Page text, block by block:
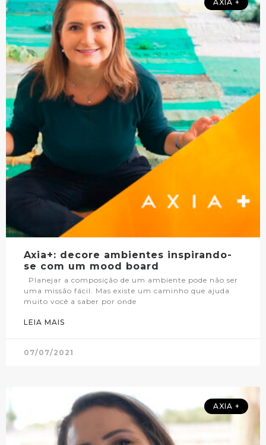
AXIA +
Axia+: decore ambientes inspirando-
se com um mood board
Planejar a composição de um ambiente pode não ser
uma missão fácil. Mas existe um caminho que ajuda
muito você a saber por onde
LEIA MAIS
07/07/2021
AXIA +